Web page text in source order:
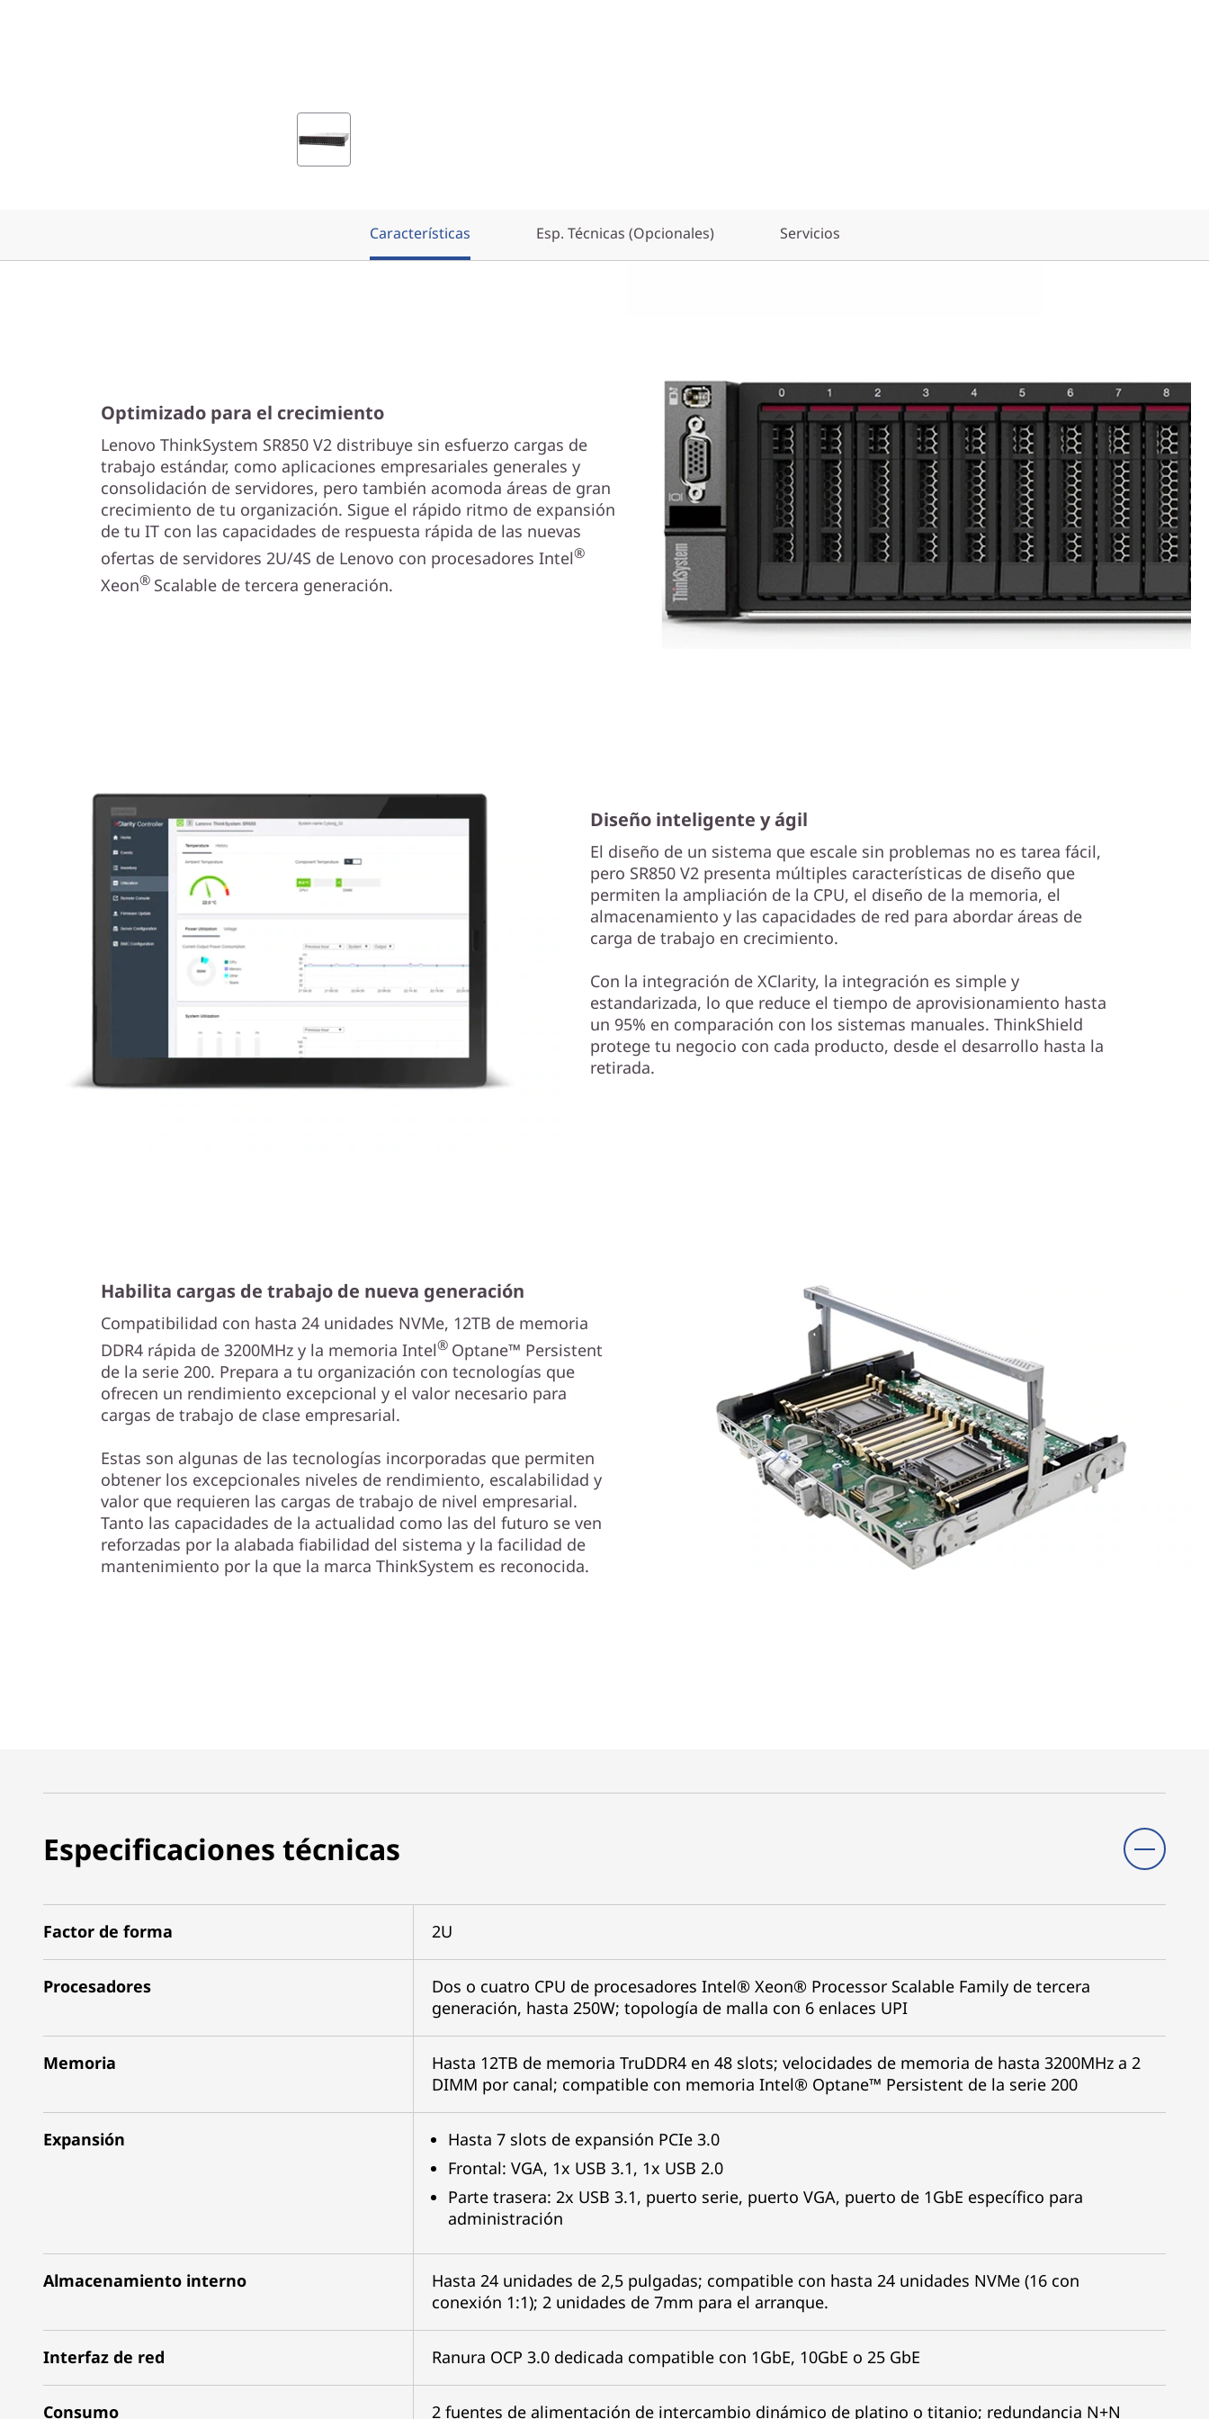
Características Esp. Técnicas (Opcionales) Servicios
Optimizado para el crecimiento
Lenovo ThinkSystem SR850 V2 distribuye sin esfuerzo cargas de
trabajo estándar, como aplicaciones empresariales generales y
consolidación de servidores, pero también acomoda áreas de gran
crecimiento de tu organización. Sigue el rápido ritmo de expansión
de tu IT con las capacidades de respuesta rápida de las nuevas
ofertas de servidores 2U/4S de Lenovo con procesadores Intel®
Xeon® Scalable de tercera generación.
Diseño inteligente y ágil
El diseño de un sistema que escale sin problemas no es tarea fácil,
pero SR850 V2 presenta múltiples características de diseño que
permiten la ampliación de la CPU, el diseño de la memoria, el
almacenamiento y las capacidades de red para abordar áreas de
carga de trabajo en crecimiento.
Con la integración de XClarity, la integración es simple y
estandarizada, lo que reduce el tiempo de aprovisionamiento hasta
un 95% en comparación con los sistemas manuales. ThinkShield
protege tu negocio con cada producto, desde el desarrollo hasta la
retirada.
Habilita cargas de trabajo de nueva generación
Compatibilidad con hasta 24 unidades NVMe, 12TB de memoria
DDR4 rápida de 3200MHz y la memoria Intel® Optane™ Persistent
de la serie 200. Prepara a tu organización con tecnologías que
ofrecen un rendimiento excepcional y el valor necesario para
cargas de trabajo de clase empresarial.
Estas son algunas de las tecnologías incorporadas que permiten
obtener los excepcionales niveles de rendimiento, escalabilidad y
valor que requieren las cargas de trabajo de nivel empresarial.
Tanto las capacidades de la actualidad como las del futuro se ven
reforzadas por la alabada fiabilidad del sistema y la facilidad de
mantenimiento por la que la marca ThinkSystem es reconocida.
Especificaciones técnicas
Factor de forma 2U
Procesadores
Dos o cuatro CPU de procesadores Intel® Xeon® Processor Scalable Family de tercera
generación, hasta 250W; topología de malla con 6 enlaces UPI
Memoria
Hasta 12TB de memoria TruDDR4 en 48 slots; velocidades de memoria de hasta 3200MHz a 2
DIMM por canal; compatible con memoria Intel® Optane™ Persistent de la serie 200
Expansión
Hasta 7 slots de expansión PCIe 3.0
Frontal: VGA, 1x USB 3.1, 1x USB 2.0
Parte trasera: 2x USB 3.1, puerto serie, puerto VGA, puerto de 1GbE específico para
administración
Almacenamiento interno
Hasta 24 unidades de 2,5 pulgadas; compatible con hasta 24 unidades NVMe (16 con
conexión 1:1); 2 unidades de 7mm para el arranque.
Interfaz de red Ranura OCP 3.0 dedicada compatible con 1GbE, 10GbE o 25 GbE
Consumo 2 fuentes de alimentación de intercambio dinámico de platino o titanio; redundancia N+N